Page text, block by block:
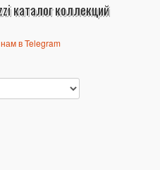
каталог коллекций
в Telegram